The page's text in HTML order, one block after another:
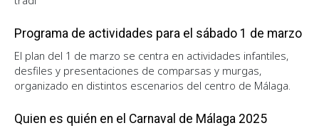
Programa de actividades para el sábado 1 de marzo
El plan del 1 de marzo se centra en actividades infantiles,
desfiles y presentaciones de comparsas y murgas,
organizado en distintos escenarios del centro de Málaga.
Quien es quién en el Carnaval de Málaga 2025